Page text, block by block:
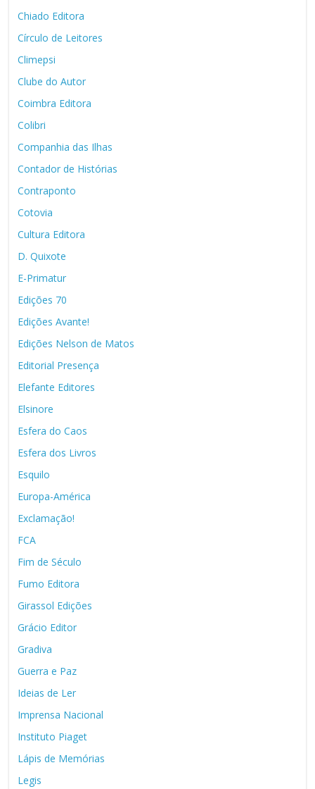
Chiado Editora
Círculo de Leitores
Climepsi
Clube do Autor
Coimbra Editora
Colibri
Companhia das Ilhas
Contador de Histórias
Contraponto
Cotovia
Cultura Editora
D. Quixote
E-Primatur
Edições 70
Edições Avante!
Edições Nelson de Matos
Editorial Presença
Elefante Editores
Elsinore
Esfera do Caos
Esfera dos Livros
Esquilo
Europa-América
Exclamação!
FCA
Fim de Século
Fumo Editora
Girassol Edições
Grácio Editor
Gradiva
Guerra e Paz
Ideias de Ler
Imprensa Nacional
Instituto Piaget
Lápis de Memórias
Legis